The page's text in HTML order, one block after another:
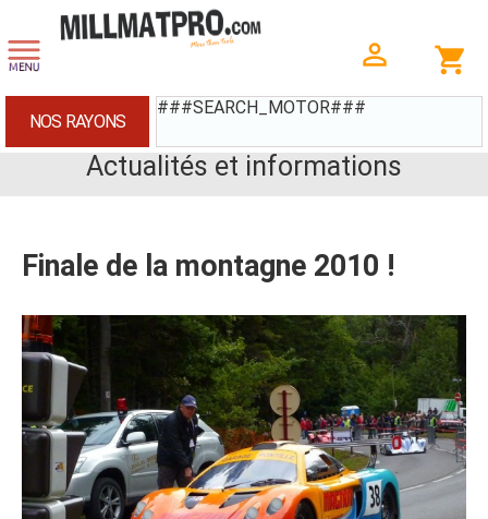
###SEARCH_MOTOR###
NOS RAYONS
Actualités et informations
Finale de la montagne 2010 !